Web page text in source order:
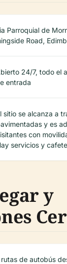
Parroquial de
Road,
24/7, todo el
entrada
sitio se alcanza a
y es
con
servicios y
y
rutas de autobús